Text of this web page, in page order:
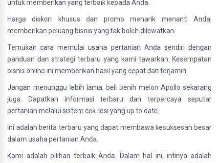
untuk memberikan yang terbaik kepada Anda.
Harga diskon khusus dan promo menarik menanti Anda,
memberikan peluang bisnis yang tak boleh dilewatkan.
Temukan cara memulai usaha pertanian Anda sendiri dengan
panduan dan strategi terbaru yang kami tawarkan. Kesempatan
bisnis online ini memberikan hasil yang cepat dan terjamin.
Jangan menunggu lebih lama, beli benih melon Apollo sekarang
juga. Dapatkan informasi terbaru dan terpercaya seputar
pertanian melalui sistem cek resi yang up to date.
Ini adalah berita terbaru yang dapat membawa kesuksesan besar
dalam usaha pertanian Anda.
Kami adalah pilihan terbaik Anda. Dalam hal ini, intinya adalah